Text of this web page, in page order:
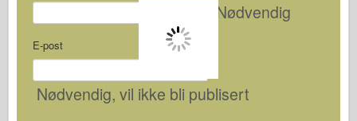
Nødvendig
E-post
Nødvendig, vil ikke bli publisert